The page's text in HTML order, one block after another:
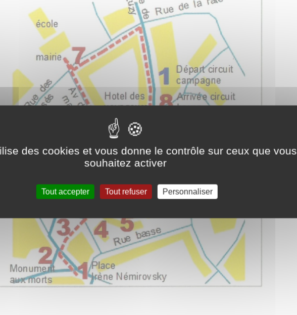
des cookies et vous donne le contrôle sur ceux que vous
souhaitez activer
Tout accepter Tout refuser Personnaliser